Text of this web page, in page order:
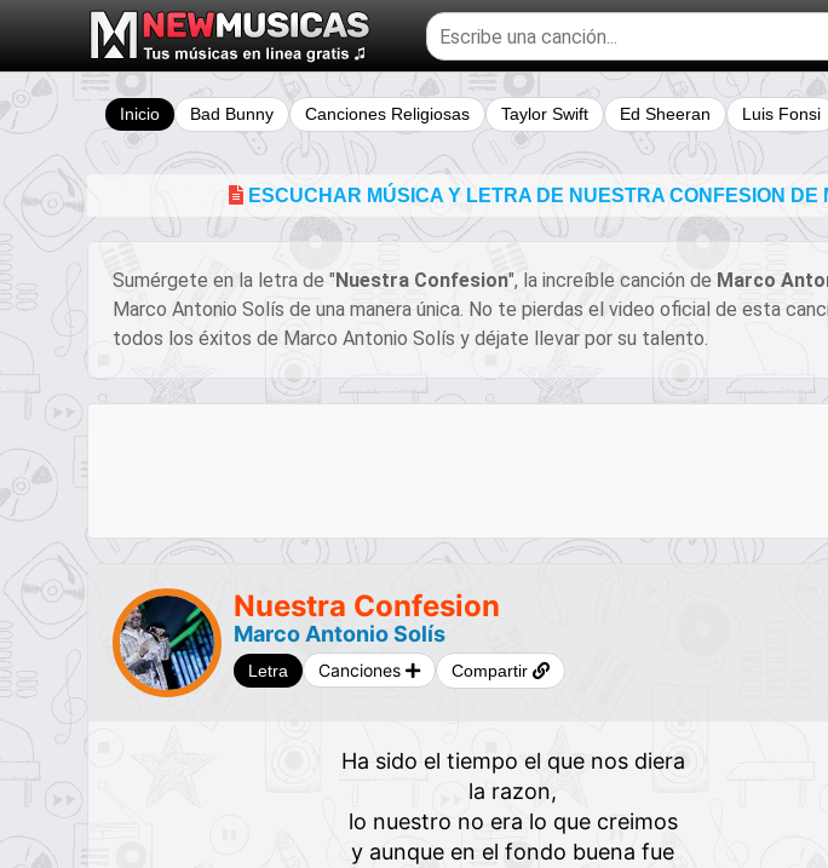
Buscar
temas
musicales
Inicio Bad Bunny Canciones Religiosas Taylor Swift Ed Sheeran Luis Fonsi
ESCUCHAR MÚSICA Y LETRA DE NUESTRA CONFESION
Sumérgete en la letra de "Nuestra Confesion", la increíble canción de Marco
Marco Antonio Solís de una manera única. No te pierdas el video oficial de esta
todos los éxitos de Marco Antonio Solís y déjate llevar por su talento.
Nuestra Confesion
Marco Antonio Solís
Letra Canciones Compartir
Ha sido el tiempo el que nos diera
la razon,
lo nuestro no era lo que creimos
y aunque en el fondo buena fue